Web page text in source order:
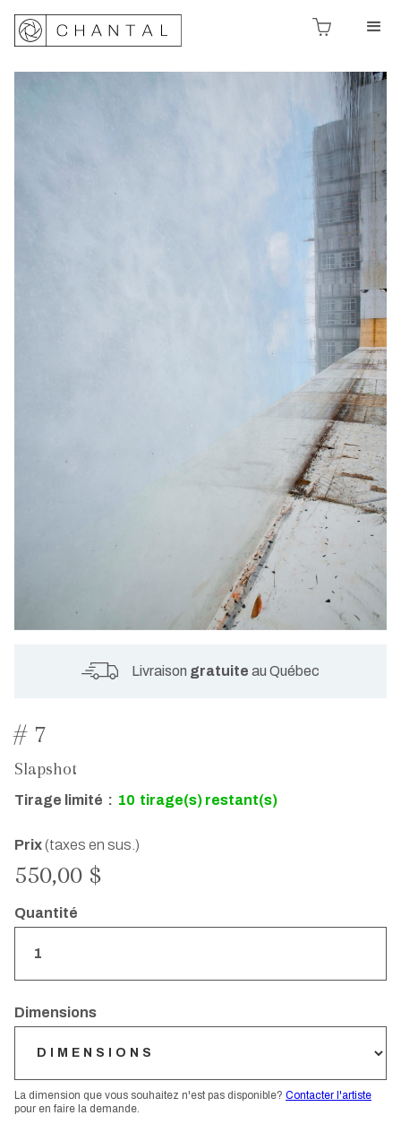
Livraison gratuite au Québec
# 7
Slapshot
Tirage limité : 10 tirage(s) restant(s)
Prix(taxes en sus.)
550,00 $
Quantité
Dimensions
La dimension que vous souhaitez n'est pas disponible? Contacter l'artiste
pour en faire la demande.